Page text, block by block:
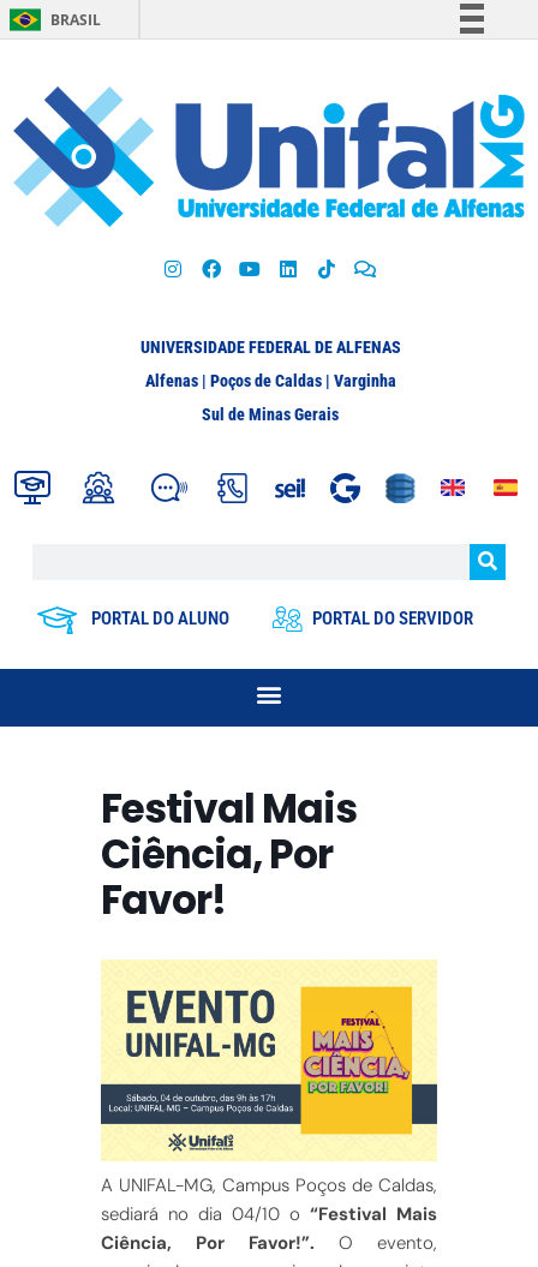
BRASIL
Participe
Acesso à informação
Legislação
UNIVERSIDADE FEDERAL DE ALFENAS
Alfenas | Poços de Caldas | Varginha
Sul de Minas Gerais
PORTAL DO ALUNO PORTAL DO SERVIDOR
Festival Mais
Ciência, Por
Favor!
A UNIFAL-MG, Campus Poços de Caldas,
sediará no dia 04/10 o “Festival Mais
Ciência, Por Favor!”. O evento,